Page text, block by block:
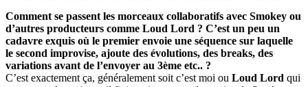
Comment se passent les morceaux collaboratifs avec Smokey ou
d’autres producteurs comme Loud Lord ? C’est un peu un
cadavre exquis où le premier envoie une séquence sur laquelle
le second improvise, ajoute des évolutions, des breaks, des
variations avant de l’envoyer au 3ème etc.. ?
C’est exactement ça, généralement soit c’est moi ou Loud Lord qui